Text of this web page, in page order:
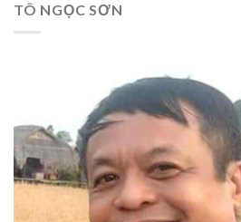
TÔ NGỌC SƠN